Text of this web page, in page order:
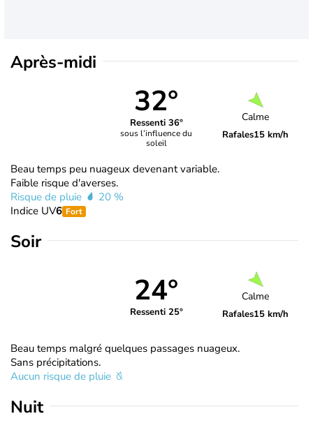
Après-midi
32°
Ressenti 36°
sous l’influence du
soleil
Calme
Rafales15 km/h
Beau temps peu nuageux devenant variable.
Faible risque d'averses.
Risque de pluie
20 %
Indice UV6 Fort
Soir
24°
Ressenti 25°
Calme
Rafales15 km/h
Beau temps malgré quelques passages nuageux.
Sans précipitations.
Aucun risque de pluie
Nuit